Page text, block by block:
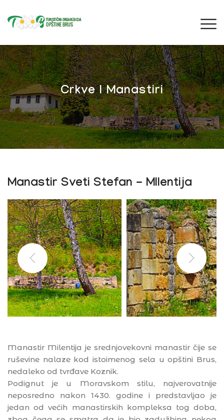
Crkve I Manastiri
Manastir Sveti Stefan - MIlentija
Manastir Milentija je srednjovekovni manastir čije se
ruševine nalaze kod istoimenog sela u opštini Brus,
nedaleko od tvrđave Koznik.
Podignut je u Moravskom stilu, najverovatnije
neposredno nakon 1430. godine i predstavljao je
jedan od većih manastirskih kompleksa tog doba,